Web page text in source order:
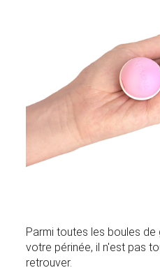
Parmi toutes les boules
votre périnée, il n'est pas
retrouver.